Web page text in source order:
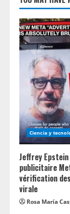
Ciencia y
Jeffrey
publicitaire
vérification
virale
Rosa María